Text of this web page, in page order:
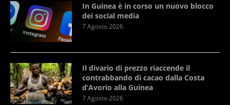
In Guinea è in corso un nuovo blocco
dei social media
7 Agosto 2026
Il divario di prezzo riaccende il
contrabbando di cacao dalla Costa
d’Avorio alla Guinea
7 Agosto 2026